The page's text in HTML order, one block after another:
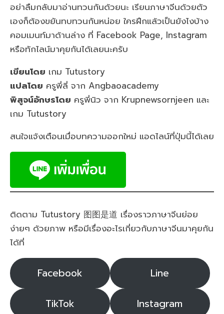
อย่าลืมกลับมาอ่านทวนกันด้วยนะ เรียนภาษาจีนด้วยตัว
เองก็ต้องขยันทบทวนกันหน่อย ใครฝึกแล้วเป็นยังไงบ้าง
คอมเมนท์มาด้านล่าง ที่ Facebook Page, Instagram
หรือทักไลน์มาคุยกันได้เลยนะครับ
เขียนโดย เกม Tutustory
แปลโดย ครูพี่ลี่ จาก Angbaoacademy
พิสูจน์อักษรโดย ครูพี่นิว จาก Krupnewsornjeen และ
เกม Tutustory
สนใจแจ้งเตือนเมื่อบทความออกใหม่ แอดไลน์ที่ปุ่มนี้ได้เลย
ติดตาม Tutustory 图图是道 เรื่องราวภาษาจีนย่อย
ง่ายๆ ด้วยภาพ หรือมีเรื่องอะไรเกี่ยวกับภาษาจีนมาคุยกัน
ได้ที่
Facebook Line
TikTok Instagram